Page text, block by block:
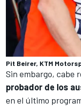
Pit Beirer, KTM
Sin embargo, cabe
probador de los
en el último